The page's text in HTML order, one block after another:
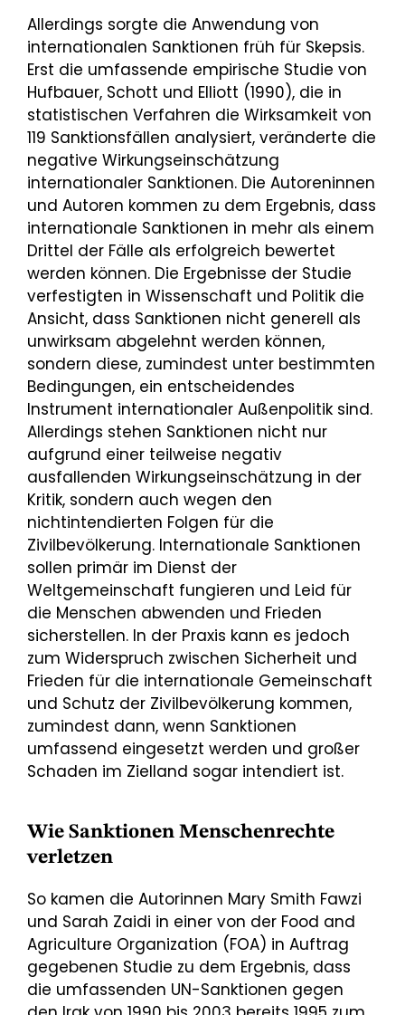
Allerdings sorgte die Anwendung von
internationalen Sanktionen früh für Skepsis.
Erst die umfassende empirische Studie von
Hufbauer, Schott und Elliott (1990), die in
statistischen Verfahren die Wirksamkeit von
119 Sanktionsfällen analysiert, veränderte die
negative Wirkungseinschätzung
internationaler Sanktionen. Die Autoreninnen
und Autoren kommen zu dem Ergebnis, dass
internationale Sanktionen in mehr als einem
Drittel der Fälle als erfolgreich bewertet
werden können. Die Ergebnisse der Studie
verfestigten in Wissenschaft und Politik die
Ansicht, dass Sanktionen nicht generell als
unwirksam abgelehnt werden können,
sondern diese, zumindest unter bestimmten
Bedingungen, ein entscheidendes
Instrument internationaler Außenpolitik sind.
Allerdings stehen Sanktionen nicht nur
aufgrund einer teilweise negativ
ausfallenden Wirkungseinschätzung in der
Kritik, sondern auch wegen den
nichtintendierten Folgen für die
Zivilbevölkerung. Internationale Sanktionen
sollen primär im Dienst der
Weltgemeinschaft fungieren und Leid für
die Menschen abwenden und Frieden
sicherstellen. In der Praxis kann es jedoch
zum Widerspruch zwischen Sicherheit und
Frieden für die internationale Gemeinschaft
und Schutz der Zivilbevölkerung kommen,
zumindest dann, wenn Sanktionen
umfassend eingesetzt werden und großer
Schaden im Zielland sogar intendiert ist.
Wie Sanktionen Menschenrechte
verletzen
So kamen die Autorinnen Mary Smith Fawzi
und Sarah Zaidi in einer von der Food and
Agriculture Organization (FOA) in Auftrag
gegebenen Studie zu dem Ergebnis, dass
die umfassenden UN-Sanktionen gegen